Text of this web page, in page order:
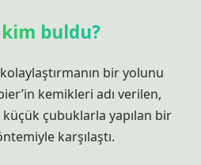
buldu?
bir yolunu
kemikleri adı verilen,
küçük çubuklarla yapılan bir
karşılaştı.